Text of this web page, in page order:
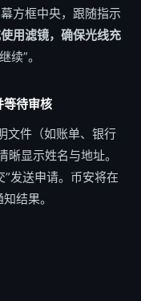
方框中央，跟随指示
用滤镜，确保光线充
续”。
等待审核
文件（如账单、银行
显示姓名与地址。
发送申请。币安将在
结果。